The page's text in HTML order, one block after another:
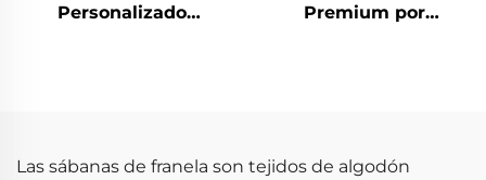
Personalizado
Premium por
Todas las Temporadas
Las sábanas de franela son tejidos de algodón